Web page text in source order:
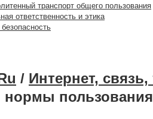
транспорт общего пользования
ответственность и этика
/ Интернет,
нормы